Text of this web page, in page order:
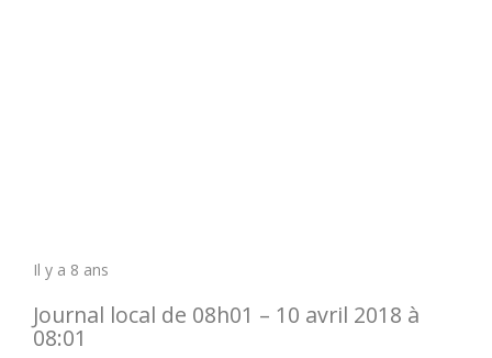
Il y a 8 ans
Journal local de 08h01 – 10 avril 2018 à
08:01